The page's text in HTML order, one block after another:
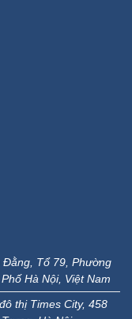
Đằng, Tổ 79, Phường
Hà Nội, Việt Nam
thị Times City, 458